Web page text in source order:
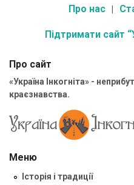
Про нас
Підтримати сайт
Про сайт
«Україна Інкогніта» -
краєзнавства.
Меню
Історія і традиції